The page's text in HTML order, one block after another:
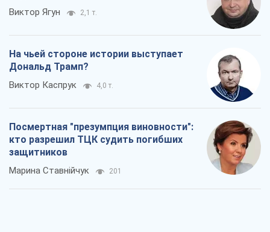
Виктор Ягун 2,1 т.
На чьей стороне истории выступает
Дональд Трамп?
Виктор Каспрук 4,0 т.
Посмертная "презумпция виновности":
кто разрешил ТЦК судить погибших
защитников
Марина Ставнійчук 201